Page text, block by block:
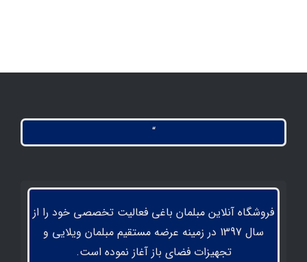
“
فروشگاه آنلاین مبلمان باغی فعالیت تخصصی خود را از
سال 1397 در زمینه عرضه مستقیم مبلمان ویلایی و
تجهیزات فضای باز آغاز نموده است.